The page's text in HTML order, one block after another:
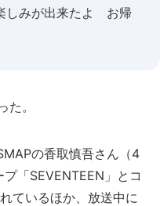
しみが出来たよ お帰
。
の香取慎吾さん（4
「SEVENTEEN」とコ
ているほか、放送中に